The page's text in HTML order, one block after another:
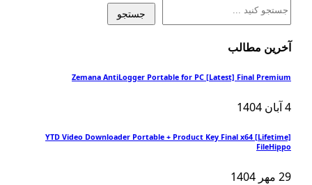
جستجو
آخرین مطالب
Zemana AntiLogger Portable for PC [Latest] Final Premium
YTD Video Downloader Portable + Product Key Final x64 [Lifetime]
FileHippo